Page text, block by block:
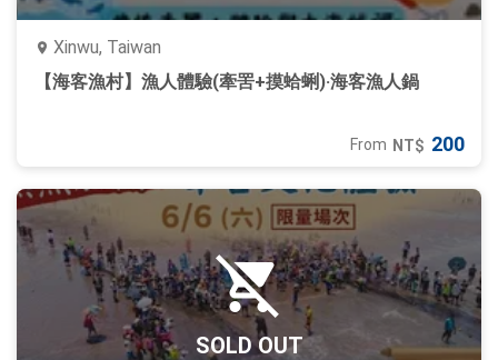
Xinwu, Taiwan
【海客漁村】漁人體驗(牽罟+摸蛤蜊)‧海客漁人鍋
From NT$ 200
SOLD OUT